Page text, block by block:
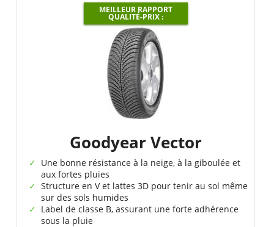
MEILLEUR RAPPORT
QUALITÉ-PRIX :
Goodyear Vector
Une bonne résistance à la neige, à la giboulée et
aux fortes pluies
Structure en V et lattes 3D pour tenir au sol même
sur des sols humides
Label de classe B, assurant une forte adhérence
sous la pluie